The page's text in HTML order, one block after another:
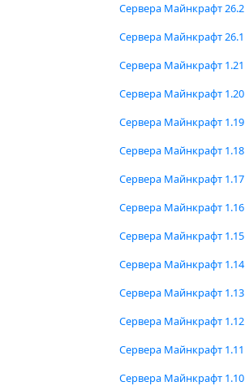
Сервера Майнкрафт 26.2
Сервера Майнкрафт 26.1
Сервера Майнкрафт 1.21
Сервера Майнкрафт 1.20
Сервера Майнкрафт 1.19
Сервера Майнкрафт 1.18
Сервера Майнкрафт 1.17
Сервера Майнкрафт 1.16
Сервера Майнкрафт 1.15
Сервера Майнкрафт 1.14
Сервера Майнкрафт 1.13
Сервера Майнкрафт 1.12
Сервера Майнкрафт 1.11
Сервера Майнкрафт 1.10